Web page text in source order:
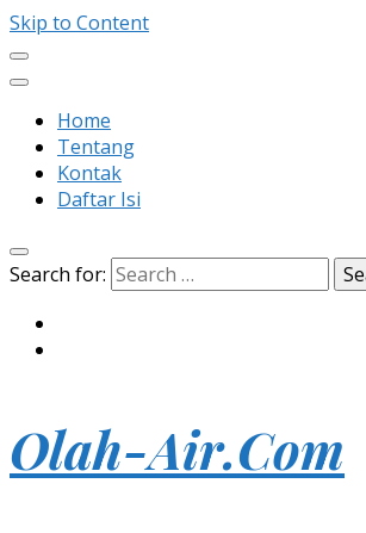
Skip to Content
Home
Tentang
Kontak
Daftar Isi
Search for:
Olah-Air.Com